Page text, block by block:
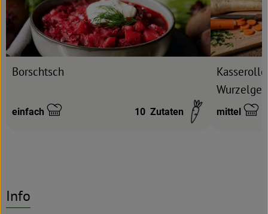
Borschtsch
Schwierigkeit:
einfach 10 Zutaten mittel
Info